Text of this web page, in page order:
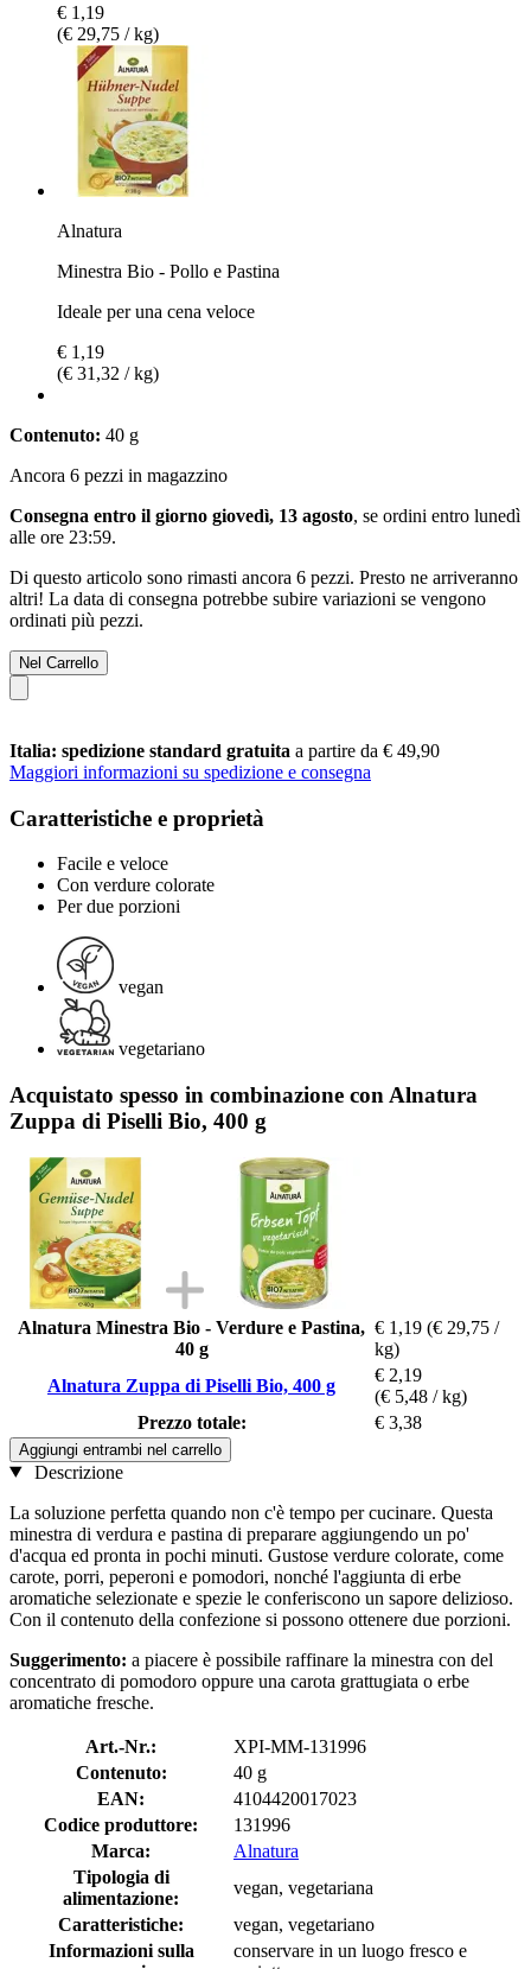
€ 1,19
(€ 29,75 / kg)
Alnatura
Minestra Bio - Pollo e Pastina
Ideale per una cena veloce
€ 1,19
(€ 31,32 / kg)
Contenuto: 40 g
Ancora 6 pezzi in magazzino
Consegna entro il giorno giovedì, 13 agosto, se ordini entro lunedì
alle ore 23:59.
Di questo articolo sono rimasti ancora 6 pezzi. Presto ne arriveranno
altri! La data di consegna potrebbe subire variazioni se vengono
ordinati più pezzi.
Nel Carrello
Italia: spedizione standard gratuita a partire da € 49,90
Maggiori informazioni su spedizione e consegna
Caratteristiche e proprietà
Facile e veloce
Con verdure colorate
Per due porzioni
vegan
vegetariano
Acquistato spesso in combinazione con Alnatura
Zuppa di Piselli Bio, 400 g
Alnatura Minestra Bio - Verdure e Pastina,
40 g
€ 1,19 (€ 29,75 /
kg)
Alnatura Zuppa di Piselli Bio, 400 g
€ 2,19
(€ 5,48 / kg)
Prezzo totale:
€ 3,38
Aggiungi entrambi nel carrello
Descrizione
La soluzione perfetta quando non c'è tempo per cucinare. Questa
minestra di verdura e pastina di preparare aggiungendo un po'
d'acqua ed pronta in pochi minuti. Gustose verdure colorate, come
carote, porri, peperoni e pomodori, nonché l'aggiunta di erbe
aromatiche selezionate e spezie le conferiscono un sapore delizioso.
Con il contenuto della confezione si possono ottenere due porzioni.
Suggerimento: a piacere è possibile raffinare la minestra con del
concentrato di pomodoro oppure una carota grattugiata o erbe
aromatiche fresche.
Art.-Nr.:
XPI-MM-131996
Contenuto:
40 g
EAN:
4104420017023
Codice produttore:
131996
Marca:
Alnatura
Tipologia di
alimentazione:
vegan, vegetariana
Caratteristiche:
vegan, vegetariano
Informazioni sulla
conservare in un luogo fresco e